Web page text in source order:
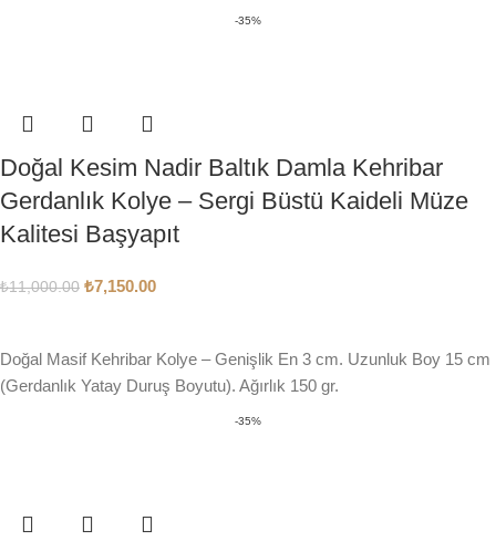
-35%
Doğal Kesim Nadir Baltık Damla Kehribar
Gerdanlık Kolye – Sergi Büstü Kaideli Müze
Kalitesi Başyapıt
₺11,000.00 ₺7,150.00
Doğal Masif Kehribar Kolye – Genişlik En 3 cm. Uzunluk Boy 15 cm
(Gerdanlık Yatay Duruş Boyutu). Ağırlık 150 gr.
-35%